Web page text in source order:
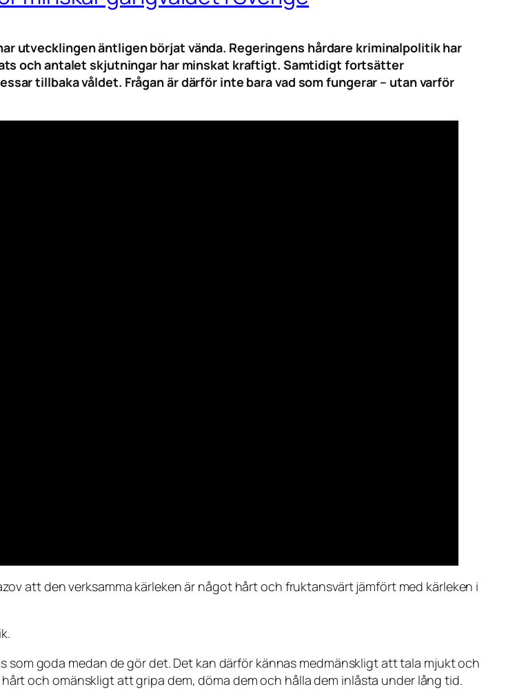
utvecklingen äntligen börjat vända. Regeringens hårdare kriminalpolitik har
och antalet skjutningar har minskat kraftigt. Samtidigt fortsätter
tillbaka våldet. Frågan är därför inte bara vad som fungerar – utan varför
att den verksamma kärleken är något hårt och fruktansvärt jämfört med kärleken i
goda medan de gör det. Det kan därför kännas medmänskligt att tala mjukt och
och omänskligt att gripa dem, döma dem och hålla dem inlåsta under lång tid.